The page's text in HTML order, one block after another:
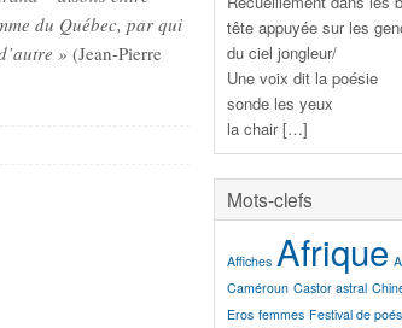
du Québec, par qui
» (Jean-Pierre
tête appuyée sur les
du ciel jongleur/
Une voix dit la poésie
sonde les yeux
la chair […]
Mots-clefs
Affiches Afrique
Caméroun Castor astral
Eros femmes Festival de